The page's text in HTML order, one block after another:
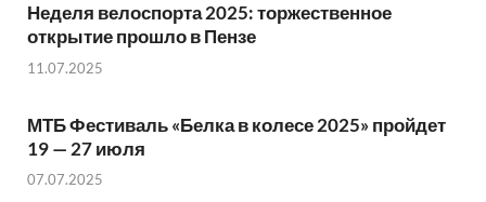
Неделя велоспорта 2025: торжественное
открытие прошло в Пензе
11.07.2025
МТБ Фестиваль «Белка в колесе 2025» пройдет
19 — 27 июля
07.07.2025